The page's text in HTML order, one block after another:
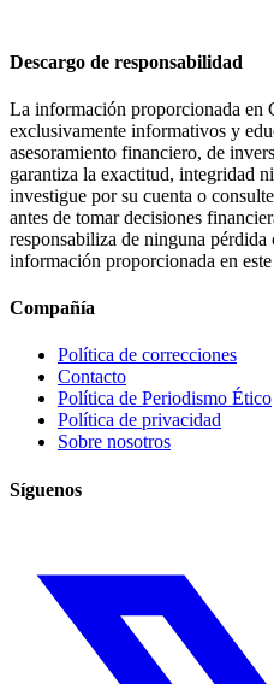
Descargo de responsabilidad
La información proporcionada en
exclusivamente informativos y
asesoramiento financiero, de
garantiza la exactitud, integridad
investigue por su cuenta o
antes de tomar decisiones
responsabiliza de ninguna
información proporcionada en
Compañía
Política de correcciones
Contacto
Política de Periodismo Ético
Política de privacidad
Sobre nosotros
Síguenos